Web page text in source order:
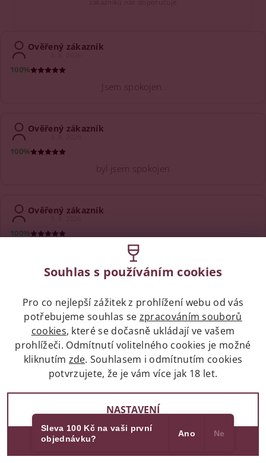
Ověřený zákazník
3. 8. 2026
100%
Jsem spokojen.
Ověřený zákazník
3. 8. 2026
100%
byl jsem spokojen
Ověřený zákazník
3. 8. 2026
100%
Rychla, sopolehliva dodavka.
Winehouse zpravodaj na váš e-
mail
Informace o akcích a slevách nebo o chystaných degustacích.
To si nenechte ujít.
Přihlášením odběru novinek souhlasíte s podmínkami ochrany
Souhlas s používáním cookies
Pro co nejlepší zážitek z prohlížení webu od vás
potřebujeme souhlas se zpracováním souborů
cookies, které se dočasně ukládají ve vašem
prohlížeči. Odmítnutí volitelného cookies je možné
kliknutím zde. Souhlasem i odmítnutím cookies
potvrzujete, že je vám více jak 18 let.
NASTAVENÍ
Sleva 100 Kč na vaši první
objednávku?
Ano Ne